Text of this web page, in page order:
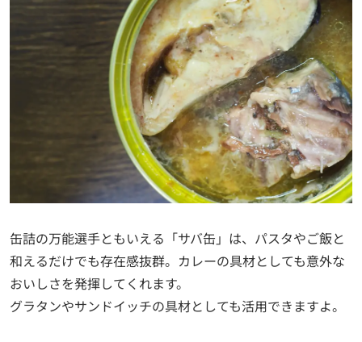
缶詰の万能選手ともいえる「サバ缶」は、パスタやご飯と
和えるだけでも存在感抜群。カレーの具材としても意外な
おいしさを発揮してくれます。
グラタンやサンドイッチの具材としても活用できますよ。